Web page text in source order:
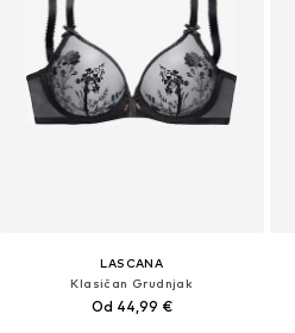
LASCANA
Klasičan Grudnjak
Od 44,99 €